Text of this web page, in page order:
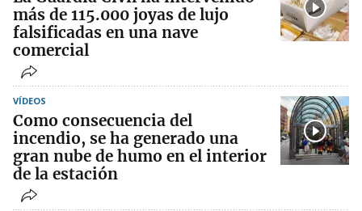
más de 115.000 joyas de lujo
falsificadas en una nave
comercial
VÍDEOS
Como consecuencia del
incendio, se ha generado una
gran nube de humo en el interior
de la estación